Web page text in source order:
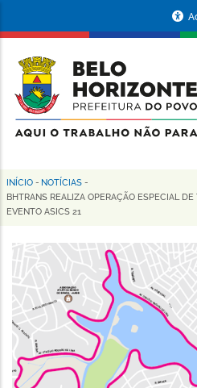
conteúdo
principal
da
Prefeitura
de
Horizonte
Trilha
de
navegação
INÍCIO - NOTÍCIAS -
BHTRANS REALIZA OPERAÇÃO ESPECIAL
EVENTO ASICS 21